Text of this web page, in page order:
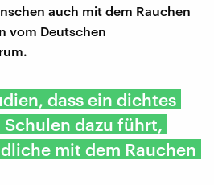
auch mit dem Rauchen
vom Deutschen
dass ein dichtes
dazu führt,
mit dem Rauchen